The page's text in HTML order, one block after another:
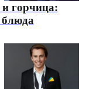
горчица: